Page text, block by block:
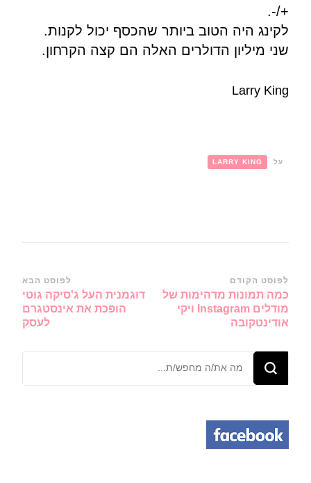
+/-.
לקינג היה הטוב ביותר שהכסף יכול לקנות.
שני מיליון הדולרים האלה הם קצה הקרחון.
Larry King
על LARRY KING
ניווט
ברשומות
לפוסט הקודם
כמה תמונות מדהימות של
מודלים Instagram ויקי
אודינטקובה
לפוסט הבא
דוגמנית העל ג'סיקה גוטי
הופכת את אינסטגרם
לעסק
מחפש/ת
משהו?